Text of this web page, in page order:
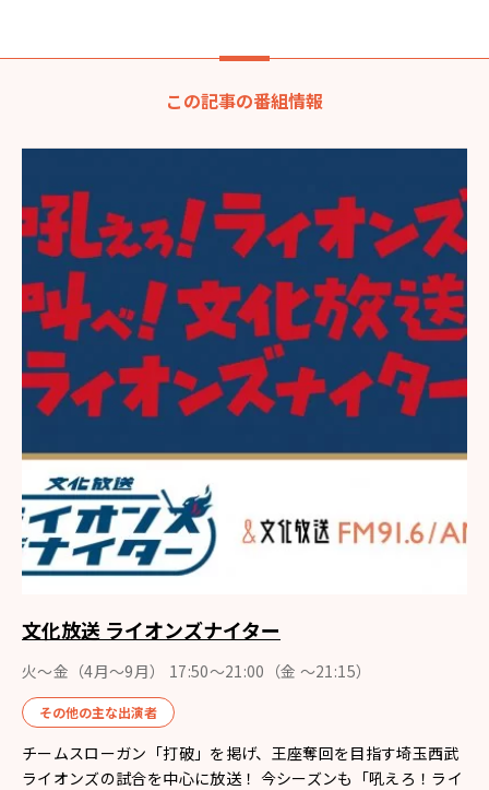
この記事の番組情報
文化放送 ライオンズナイター
火～金（4月〜9月） 17:50～21:00（金 ～21:15）
その他の主な出演者
チームスローガン「打破」を掲げ、王座奪回を目指す埼玉西武
ライオンズの試合を中心に放送！ 今シーズンも「吼えろ！ライ